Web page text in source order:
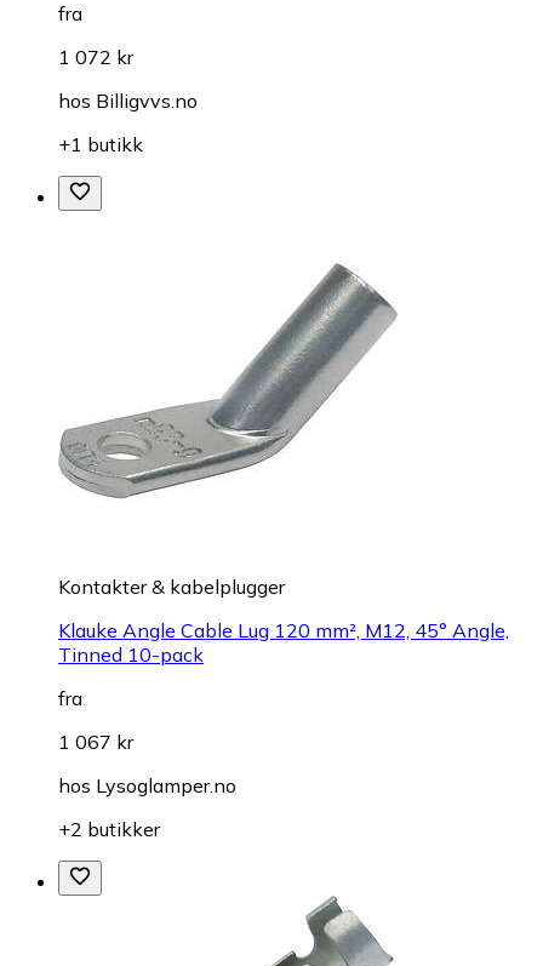
fra
1 072 kr
hos Billigvvs.no
+1 butikk
Kontakter & kabelplugger
Klauke Angle Cable Lug 120 mm², M12, 45° Angle,
Tinned 10-pack
fra
1 067 kr
hos Lysoglamper.no
+2 butikker